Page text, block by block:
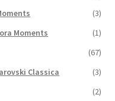
(3)
Moments
(1)
(67)
Classica
(3)
(2)